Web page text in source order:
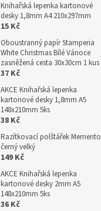
Knihařská lepenka kartonové
desky 1,8mm A4 210x297mm
15 Kč
Oboustranný papír Stamperia
White Christmas Bílé Vánoce
zasněžená cesta 30x30cm 1 kus
37 Kč
AKCE Knihařská lepenka
kartonové desky 1,8mm A5
148x210mm 5ks
38 Kč
Razítkovací polštářek Memento
černý velký
149 Kč
AKCE Knihařská lepenka
kartonové desky 2mm A5
148x210mm 5ks
36 Kč